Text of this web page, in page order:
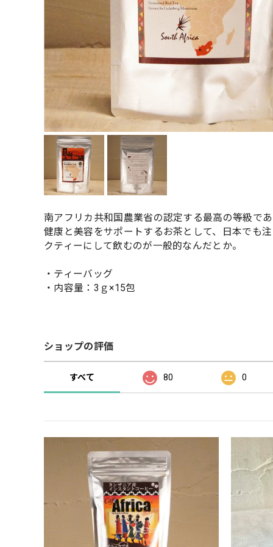
南アフリカ共和国農業省の認定する最高の等級で
健康と美容をサポートするお茶として、日本でも
クティーにして飲むのが一般的なんだとか。
・ティーバッグ
・内容量：3ｇ×15包
ショップの評価
すべて 80 0